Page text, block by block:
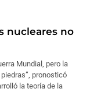
nucleares no
Mundial, pero la
pronosticó
la teoría de la